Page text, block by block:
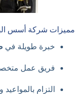
مميزات شركة أسس
خبرة طويلة في
فريق عمل
التزام